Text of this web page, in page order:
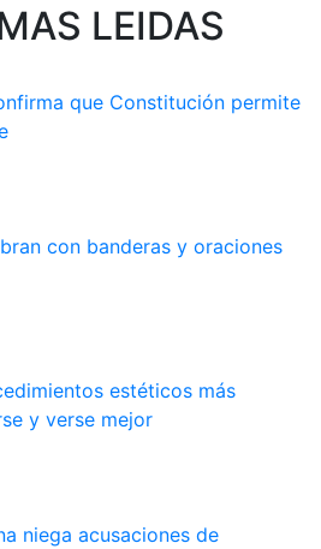
LEIDAS
que Constitución permite
con banderas y oraciones
estéticos más
y verse mejor
niega acusaciones de